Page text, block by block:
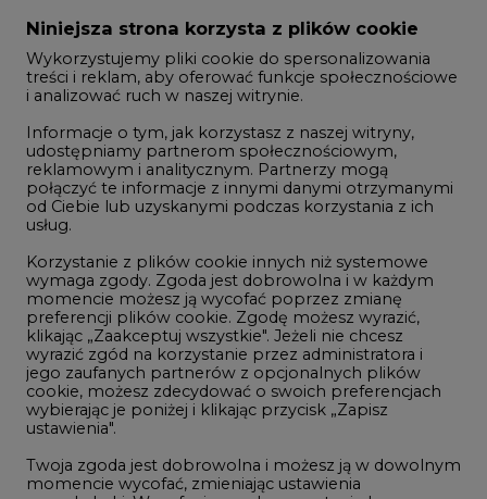
Zmiany kadrowe na rynku
Studio CIRE
Rozmowy o energetyce
Gospodarka
Geopolityka
LTE450
Innowacje i AI
Telekomunikacja i IT
Handel emisjami CO2
Wodór
Górnictwo
Niniejsza strona korzysta z plików cookie
Wykorzystujemy pliki cookie do spersonalizowania
treści i reklam, aby oferować funkcje społecznościowe
i analizować ruch w naszej witrynie.
Informacje o tym, jak korzystasz z naszej witryny,
udostępniamy partnerom społecznościowym,
reklamowym i analitycznym. Partnerzy mogą
połączyć te informacje z innymi danymi otrzymanymi
od Ciebie lub uzyskanymi podczas korzystania z ich
usług.
Korzystanie z plików cookie innych niż systemowe
wymaga zgody. Zgoda jest dobrowolna i w każdym
momencie możesz ją wycofać poprzez zmianę
preferencji plików cookie. Zgodę możesz wyrazić,
klikając „Zaakceptuj wszystkie". Jeżeli nie chcesz
wyrazić zgód na korzystanie przez administratora i
jego zaufanych partnerów z opcjonalnych plików
cookie, możesz zdecydować o swoich preferencjach
wybierając je poniżej i klikając przycisk „Zapisz
ustawienia".
Twoja zgoda jest dobrowolna i możesz ją w dowolnym
momencie wycofać, zmieniając ustawienia